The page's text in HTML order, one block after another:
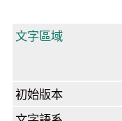
文字區域
初始版本